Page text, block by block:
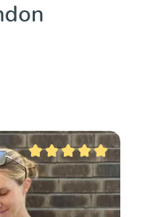
Note moyenne de 5 sur